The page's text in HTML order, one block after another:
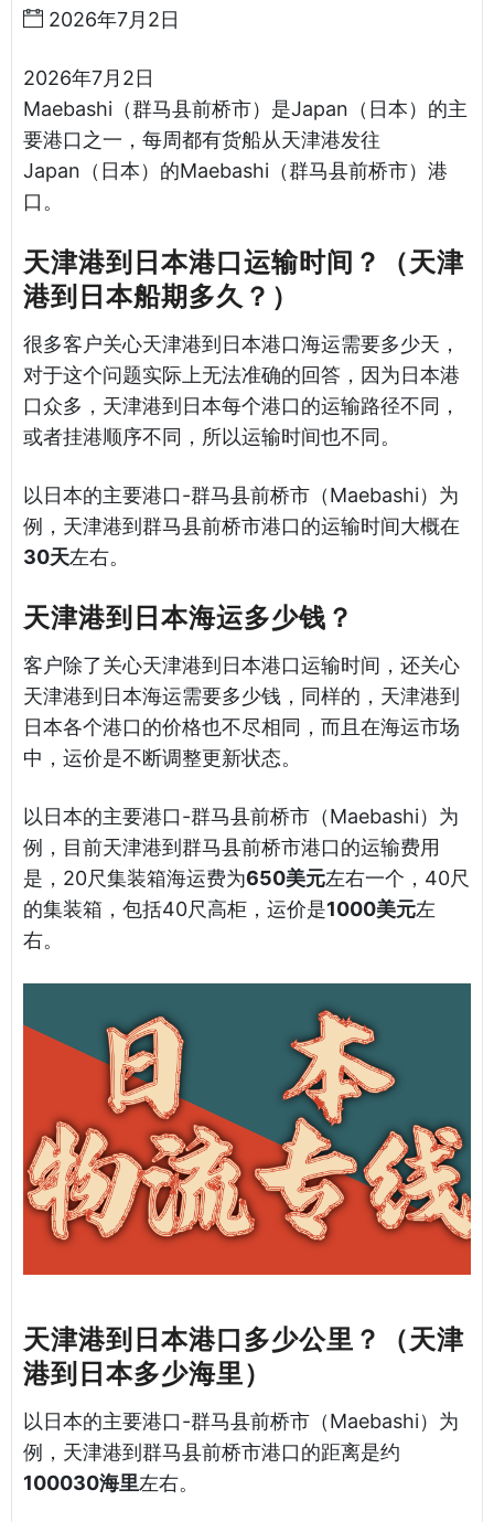
2026年7月2日
2026年7月2日
Maebashi（群马县前桥市）是Japan（日本）的主
要港口之一，每周都有货船从天津港发往
Japan（日本）的Maebashi（群马县前桥市）港
口。
天津港到日本港口运输时间？（天津
港到日本船期多久？）
很多客户关心天津港到日本港口海运需要多少天，
对于这个问题实际上无法准确的回答，因为日本港
口众多，天津港到日本每个港口的运输路径不同，
或者挂港顺序不同，所以运输时间也不同。
以日本的主要港口-群马县前桥市（Maebashi）为
例，天津港到群马县前桥市港口的运输时间大概在
30天左右。
天津港到日本海运多少钱？
客户除了关心天津港到日本港口运输时间，还关心
天津港到日本海运需要多少钱，同样的，天津港到
日本各个港口的价格也不尽相同，而且在海运市场
中，运价是不断调整更新状态。
以日本的主要港口-群马县前桥市（Maebashi）为
例，目前天津港到群马县前桥市港口的运输费用
是，20尺集装箱海运费为650美元左右一个，40尺
的集装箱，包括40尺高柜，运价是1000美元左
右。
天津港到日本港口多少公里？（天津
港到日本多少海里）
以日本的主要港口-群马县前桥市（Maebashi）为
例，天津港到群马县前桥市港口的距离是约
100030海里左右。